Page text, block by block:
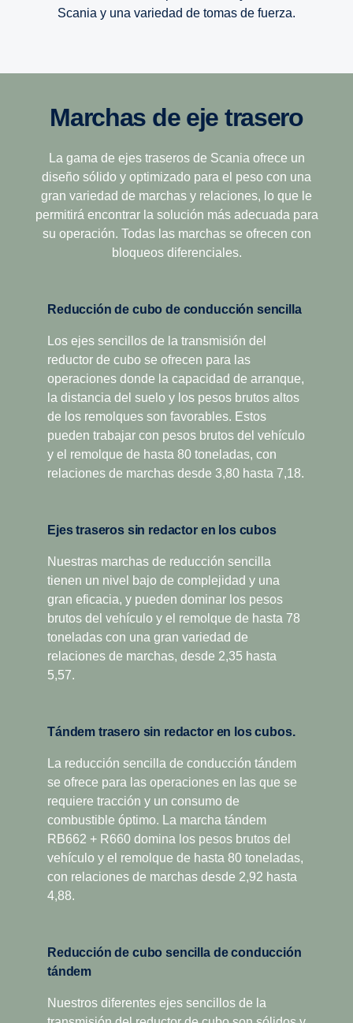
Scania y una variedad de tomas de fuerza.
terrenos más difíciles, lo que la convierte en la
opción ideal para el transporte desafiante de
distancias largas. Sus relaciones cortas y
progresivas combinan bajo peso, facilidad de
conducción y una economía de operación
adicionales para las aplicaciones que demandan
una potencia adicional de tracción a baja velocidad.
Diseñada para obtener una mayor economía, ha
probado ser enormemente exitosa en aplicaciones
de distribución regional, larga distancia y grandes
construcciones. Las versiones con supermarcha
ofrecen una capacidad de torque superior, además
de la supermarcha que permite velocidades crucero
tomas de fuerza están disponibles para todas las
cajas de cambio de doble gama con split.
disponible para motores de alta po­tencia de 13 litros de
mejorado y veloz, junto con un mejor consumo de
combustible y excelente comodidad.
Después de seis años de pruebas y desarrollo,
presentamos una caja de cambios con muchas
tecnologías nuevas, como por ejemplo volumen variable
de los engranajes.
Gracias a la reducción significativa de las pérdidas
internas y, de ese modo, una mejor eficiencia de energía,
la G33CM en sí misma ofrece un ahorro de combustible
del uno por ciento. La reducción de 60 kg en el peso se
utilizará para una mayor carga útil. Además, proporciona
un tiempo de actividad mayor con un intervalo de cambio
de aceite de hasta un millón de kilómetros. Todo esto
garantiza la optimización de su economía operativa total.
Marchas de eje trasero
La gama de ejes traseros de Scania ofrece un
diseño sólido y optimizado para el peso con una
gran variedad de marchas y relaciones, lo que le
permitirá encontrar la solución más adecuada para
su operación. Todas las marchas se ofrecen con
bloqueos diferenciales.
Reducción de cubo de conducción sencilla
Los ejes sencillos de la transmisión del
reductor de cubo se ofrecen para las
operaciones donde la capacidad de arranque,
la distancia del suelo y los pesos brutos altos
de los remolques son favorables. Estos
pueden trabajar con pesos brutos del vehículo
y el remolque de hasta 80 toneladas, con
relaciones de marchas desde 3,80 hasta 7,18.
Ejes traseros sin redactor en los cubos
Nuestras marchas de reducción sencilla
tienen un nivel bajo de complejidad y una
gran eficacia, y pueden dominar los pesos
brutos del vehículo y el remolque de hasta 78
toneladas con una gran variedad de
relaciones de marchas, desde 2,35 hasta
5,57.
Tándem trasero sin redactor en los cubos.
La reducción sencilla de conducción tándem
se ofrece para las operaciones en las que se
requiere tracción y un consumo de
combustible óptimo. La marcha tándem
RB662 + R660 domina los pesos brutos del
vehículo y el remolque de hasta 80 toneladas,
con relaciones de marchas desde 2,92 hasta
4,88.
Reducción de cubo sencilla de conducción
tándem
Nuestros diferentes ejes sencillos de la